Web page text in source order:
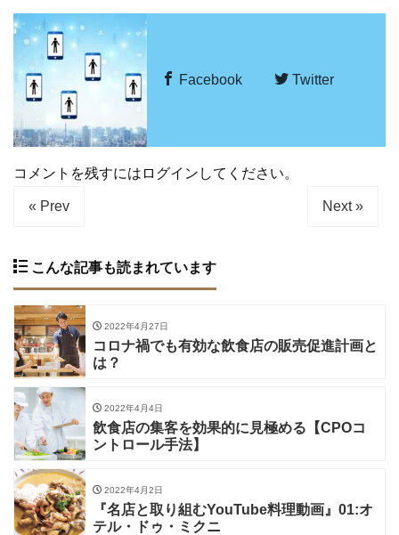
Facebook Twitter
コメントを残すにはログインしてください。
« Prev Next »
こんな記事も読まれています
2022年4月27日
コロナ禍でも有効な飲食店の販売促進計画と
は？
2022年4月4日
飲食店の集客を効果的に見極める【CPOコ
ントロール手法】
2022年4月2日
『名店と取り組むYouTube料理動画』01:オ
テル・ドゥ・ミクニ